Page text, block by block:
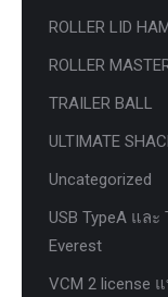
ROLLER LID
ROLLER
TRAILER BALL
ULTIMATE
Uncategorized
USB TypeA แล
Everest
VCM 2 license แ